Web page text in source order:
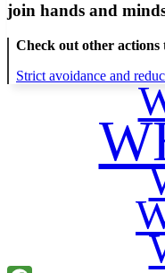
join hands and
Check out other actions
Strict avoidance and